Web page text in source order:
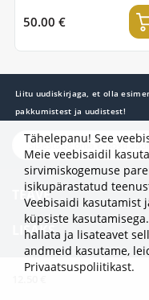
50.00 €
Liitu uudiskirjaga, et olla
pakkumistest ja uudistest!
TEAVE
LISAKS
KATEGOORIAD
Tähelepanu! See
Meie veebisaidil
sirvimiskogemuse
isikupärastatud
Veebisaidi kasutamist
küpsiste
hallata ja lisateavet
andmeid kasutame,
Privaatsuspoliitikast.